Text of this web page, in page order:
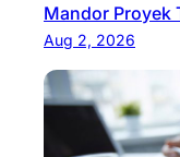
Mandor Proyek
Aug 2, 2026